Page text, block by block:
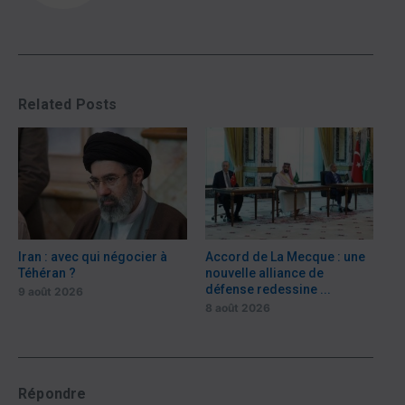
Related Posts
Iran : avec qui négocier à
Téhéran ?
9 août 2026
Accord de La Mecque : une
nouvelle alliance de
défense redessine ...
8 août 2026
Répondre